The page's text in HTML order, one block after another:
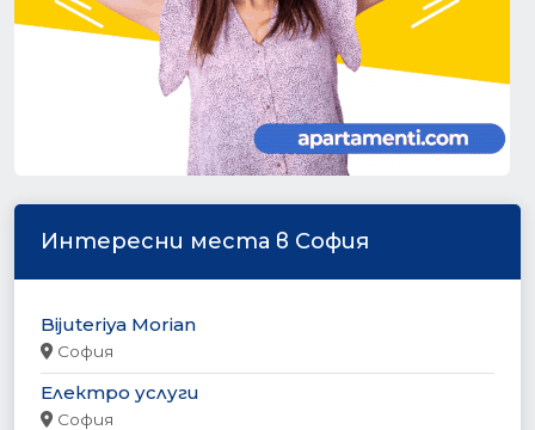
Интересни места в София
Bijuteriya Morian
София
Електро услуги
София